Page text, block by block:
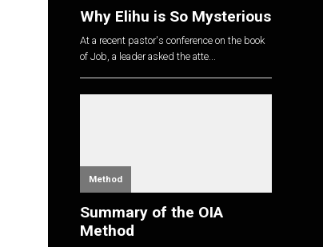
Why Elihu is So Mysterious
At a recent pastor's conference on the book
of Job, a leader asked the atte...
Method
Summary of the OIA
Method